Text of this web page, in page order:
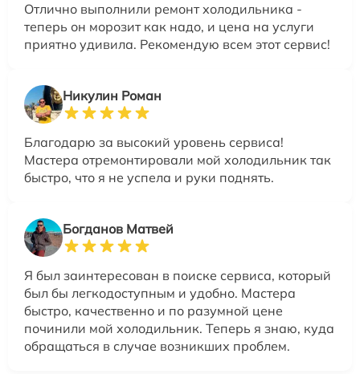
Отлично выполнили ремонт холодильника -
теперь он морозит как надо, и цена на услуги
приятно удивила. Рекомендую всем этот сервис!
Никулин Роман
Благодарю за высокий уровень сервиса!
Мастера отремонтировали мой холодильник так
быстро, что я не успела и руки поднять.
Богданов Матвей
Я был заинтересован в поиске сервиса, который
был бы легкодоступным и удобно. Мастера
быстро, качественно и по разумной цене
починили мой холодильник. Теперь я знаю, куда
обращаться в случае возникших проблем.